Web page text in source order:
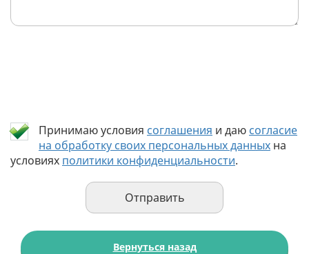
Принимаю условия соглашения и даю согласие
на обработку своих персональных данных на
условиях политики конфиденциальности.
Вернуться назад